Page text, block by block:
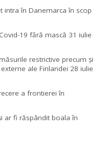
intra în Danemarca în scop
19 fără mască 31 iulie
restrictive precum și
ale Finlandei 28 iulie
a frontierei în
ar fi răspândit boala în